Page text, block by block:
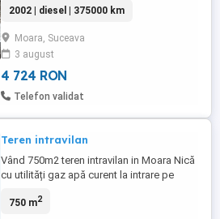
* An fabricație: 2002 * Km: 376.000 *
Consum mic * Cutie manuală Dotări: * Aer
condiționat (climă) * Set complet roți vară
+ iarnă pe jante de 15 * Radiocasetofon
original VW ...
2002 | diesel | 375000 km
Moara, Suceava
3 august
4 724 RON
Telefon validat
Teren intravilan
Vând 750m2 teren intravilan in Moara Nică
cu utilități gaz apă curent la intrare pe
750 m2